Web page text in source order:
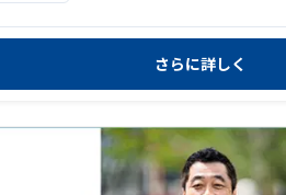
さらに詳しく